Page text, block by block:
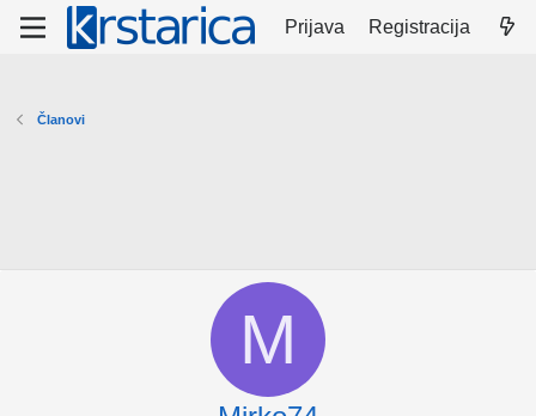
Prijava Registracija
Članovi
M